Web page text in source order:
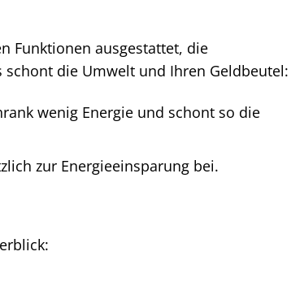
Funktionen ausgestattet, die
die Umwelt und Ihren Geldbeutel:
wenig Energie und schont so die
zur Energieeinsparung bei.